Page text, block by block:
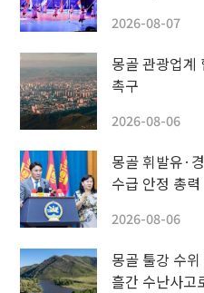
2026-08-07
몽골 관광업계
촉구
2026-08-06
몽골 휘발유·
수급 안정 총력
2026-08-06
몽골 툴강 수
흘간 수난사고